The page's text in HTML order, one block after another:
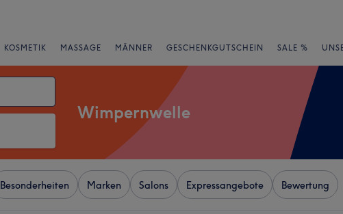
KOSMETIK MASSAGE MÄNNER GESCHENKGUTSCHEIN SALE %
Wimpernwelle
Besonderheiten Marken Salons Expressangebote Bewertung